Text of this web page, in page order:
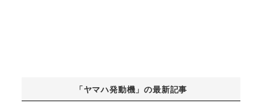
「ヤマハ発動機」の最新記事